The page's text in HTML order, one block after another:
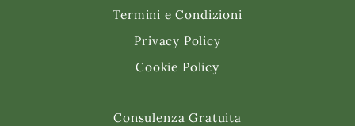
Termini e Condizioni
Privacy Policy
Cookie Policy
Consulenza Gratuita